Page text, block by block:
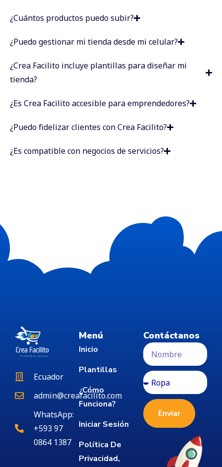
¿Cuántos productos puedo subir?
¿Puedo gestionar mi tienda desde mi celular?
¿Crea Facilito incluye plantillas para diseñar mi
tienda?
¿Es Crea Facilito accesible para emprendedores?
¿Puedo fidelizar clientes con Crea Facilito?
¿Es compatible con negocios de servicios?
Ecuador
admin@creafacilito.com
WhatsApp:
+593 97
0864 1387
Menú
Inicio
Plantillas
¿Cómo
Funciona?
Iniciar Sesión
Política De
Privacidad,
Contáctanos
Enviar